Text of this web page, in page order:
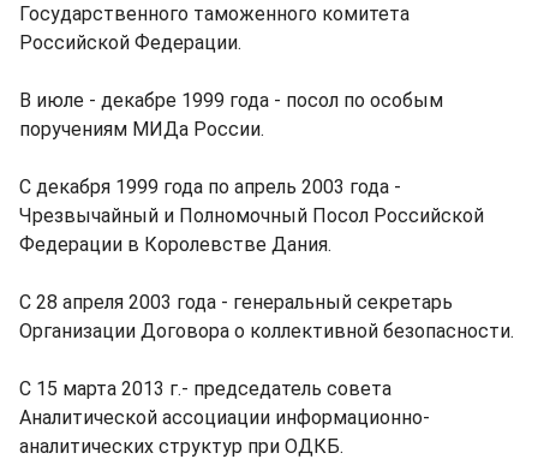
Государственного таможенного комитета
Российской Федерации.
В июле - декабре 1999 года - посол по особым
поручениям МИДа России.
С декабря 1999 года по апрель 2003 года -
Чрезвычайный и Полномочный Посол Российской
Федерации в Королевстве Дания.
С 28 апреля 2003 года - генеральный секретарь
Организации Договора о коллективной безопасности.
С 15 марта 2013 г.- председатель совета
Аналитической ассоциации информационно-
аналитических структур при ОДКБ.